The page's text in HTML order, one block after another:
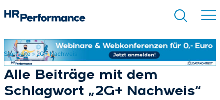
Suchen
Startseite» 2G+ Nachweis
Alle Beiträge mit dem
Schlagwort „2G+ Nachweis“